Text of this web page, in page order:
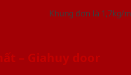
Khung đơn là 1,7kg/
– Giahuy door